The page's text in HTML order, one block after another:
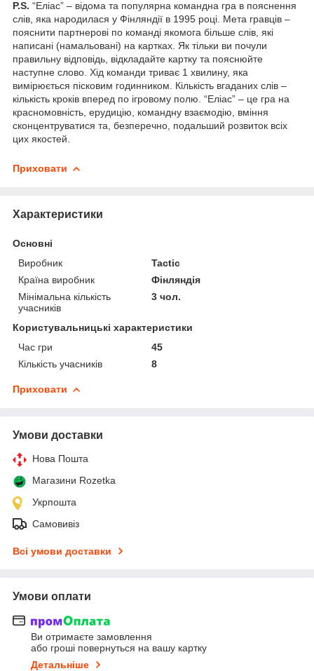
P.S. “Еліас” – відома та популярна командна гра в пояснення
слів, яка народилася у Фінляндії в 1995 році. Мета гравців –
пояснити партнерові по команді якомога більше слів, які
написані (намальовані) на картках. Як тільки ви почули
правильну відповідь, відкладайте картку та пояснюйте
наступне слово. Хід команди триває 1 хвилину, яка
вимірюється пісковим годинником. Кількість вгаданих слів –
кількість кроків вперед по ігровому полю. “Еліас” – це гра на
красномовність, ерудицію, командну взаємодію, вміння
сконцентруватися та, безперечно, подальший розвиток всіх
цих якостей.
Приховати
Характеристики
Основні
Виробник
Tactic
Країна виробник
Фінляндія
Мінімальна кількість
учасників
3 чол.
Користувальницькі характеристики
Час гри
45
Кількість учасників
8
Приховати
Умови доставки
Нова Пошта
Магазини Rozetka
Укрпошта
Самовивіз
Всі умови доставки
Умови оплати
Ви отримаєте замовлення
або гроші повернуться на вашу картку
Детальніше